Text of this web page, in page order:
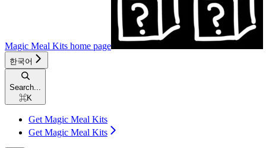
Magic Meal Kits home page
한국어
Search...
⌘K
Get Magic Meal Kits
Get Magic Meal Kits